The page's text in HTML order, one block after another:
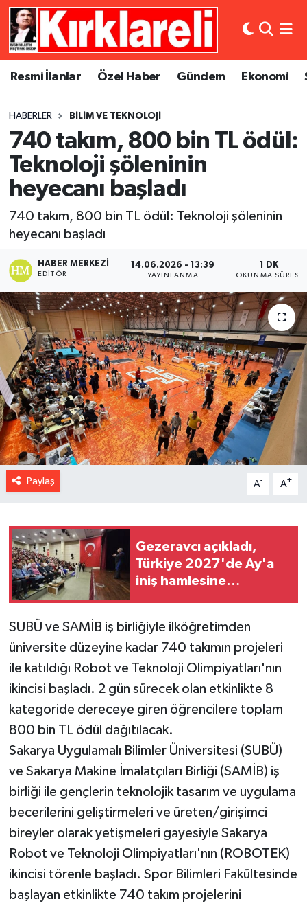
Resmi İlanlar Özel Haber Gündem Ekonomi
HABERLER BILIM VE TEKNOLOJI
740 takım, 800 bin TL ödül:
Teknoloji şöleninin
heyecanı başladı
740 takım, 800 bin TL ödül: Teknoloji şöleninin
heyecanı başladı
HABER MERKEZI
EDITÖR
14.06.2026 - 13:39
YAYINLANMA
1 DK
OKUNMA SÜRESI
Paylaş A- A+
Gezeravcı açıkladı,
Türkiye 2027'de Ay'a
iniş hamlesine
SUBÜ ve SAMİB iş birliğiyle ilköğretimden
üniversite düzeyine kadar 740 takımın projeleri
ile katıldığı Robot ve Teknoloji Olimpiyatları'nın
ikincisi başladı. 2 gün sürecek olan etkinlikte 8
kategoride dereceye giren öğrencilere toplam
800 bin TL ödül dağıtılacak.
Sakarya Uygulamalı Bilimler Üniversitesi (SUBÜ)
ve Sakarya Makine İmalatçıları Birliği (SAMİB) iş
birliği ile gençlerin teknolojik tasarım ve uygulama
becerilerini geliştirmeleri ve üreten/girişimci
bireyler olarak yetişmeleri gayesiyle Sakarya
Robot ve Teknoloji Olimpiyatları'nın (ROBOTEK)
ikincisi törenle başladı. Spor Bilimleri Fakültesinde
başlayan etkinlikte 740 takım projelerini
Resmi İlanlar
Gündem
Ekonomi
Siyaset
Spor
Asayiş
Dünya
Eğitim
Kültür Sanat
Magazin
Medya
Sağlık
Künye
Gizlilik Sözleşmesi
Merkez Nöbetçi Eczaneler
Merkez Trafik Yoğunluk Haritası
Süper Lig Puan Durumu ve Fikstür
Tüm Manşetler
Son Dakika Haberleri
Haber Arşivi